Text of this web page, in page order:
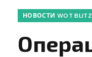
НОВОСТИ WOT BLITZ